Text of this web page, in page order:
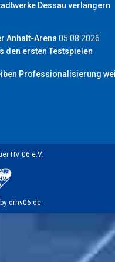
Dessau verlängern
Anhalt-Arena 05.08.2026
den ersten Testspielen
Professionalisierung
HV 06 e.V.
drhv06.de